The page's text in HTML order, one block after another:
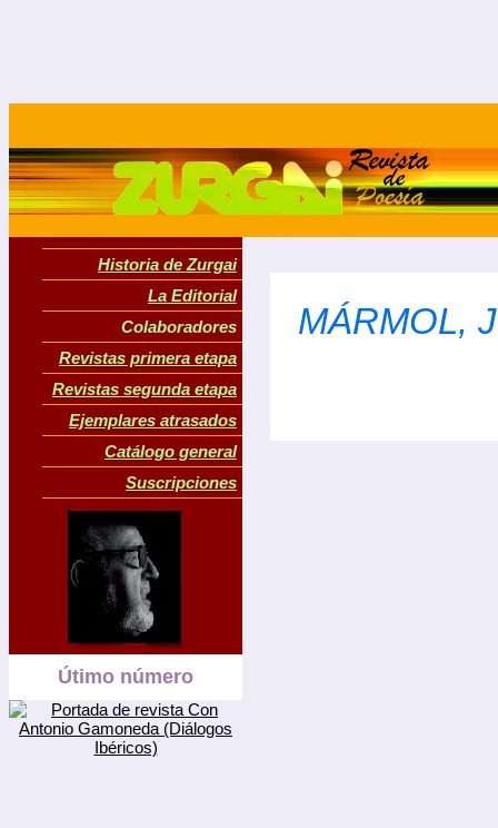
Historia de Zurgai
La Editorial
Colaboradores
Revistas primera etapa
Revistas segunda etapa
Ejemplares atrasados
Catálogo general
Suscripciones
Útimo número
MÁRMOL,